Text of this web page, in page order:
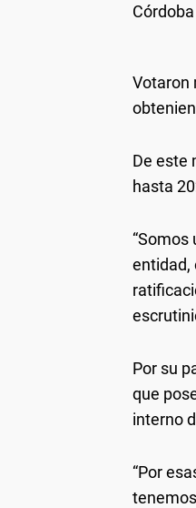
Votaron
De este
hasta
entidad,
Por su
que
interno
“Por